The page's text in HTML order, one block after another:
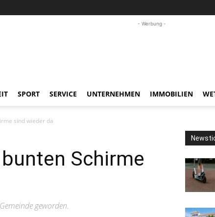
- Werbung -
SPORT SERVICE UNTERNEHMEN IMMOBILIEN
sind wieder da
Schirme
geworden.